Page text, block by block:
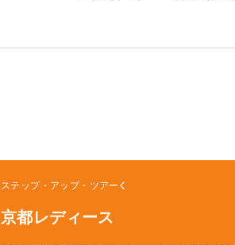
ステップ・アップ・ツアー
京都レディース